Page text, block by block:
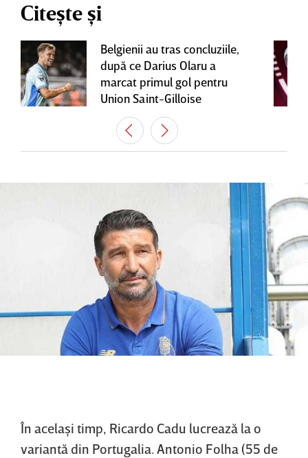
Citește și
Belgienii au tras concluziile,
după ce Darius Olaru a
marcat primul gol pentru
Union Saint-Gilloise
În acelaşi timp, Ricardo Cadu lucrează la o
variantă din Portugalia. Antonio Folha (55 de